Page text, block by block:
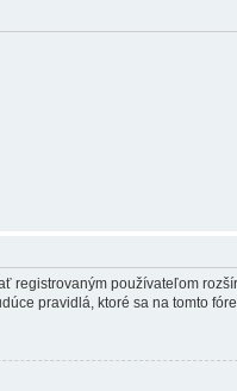
registrovaným používateľom
pravidlá, ktoré sa na tomto